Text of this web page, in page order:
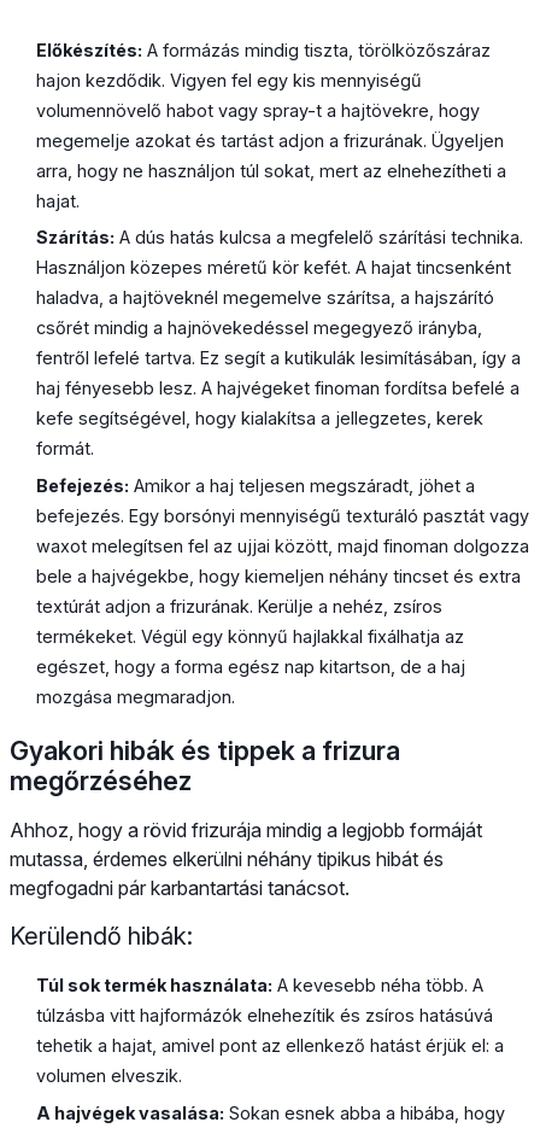
Előkészítés: A formázás mindig tiszta, törölközőszáraz
hajon kezdődik. Vigyen fel egy kis mennyiségű
volumennövelő habot vagy spray-t a hajtövekre, hogy
megemelje azokat és tartást adjon a frizurának. Ügyeljen
arra, hogy ne használjon túl sokat, mert az elnehezítheti a
hajat.
Szárítás: A dús hatás kulcsa a megfelelő szárítási technika.
Használjon közepes méretű kör kefét. A hajat tincsenként
haladva, a hajtöveknél megemelve szárítsa, a hajszárító
csőrét mindig a hajnövekedéssel megegyező irányba,
fentről lefelé tartva. Ez segít a kutikulák lesimításában, így a
haj fényesebb lesz. A hajvégeket finoman fordítsa befelé a
kefe segítségével, hogy kialakítsa a jellegzetes, kerek
formát.
Befejezés: Amikor a haj teljesen megszáradt, jöhet a
befejezés. Egy borsónyi mennyiségű texturáló pasztát vagy
waxot melegítsen fel az ujjai között, majd finoman dolgozza
bele a hajvégekbe, hogy kiemeljen néhány tincset és extra
textúrát adjon a frizurának. Kerülje a nehéz, zsíros
termékeket. Végül egy könnyű hajlakkal fixálhatja az
egészet, hogy a forma egész nap kitartson, de a haj
mozgása megmaradjon.
Gyakori hibák és tippek a frizura
megőrzéséhez
Ahhoz, hogy a rövid frizurája mindig a legjobb formáját
mutassa, érdemes elkerülni néhány tipikus hibát és
megfogadni pár karbantartási tanácsot.
Kerülendő hibák:
Túl sok termék használata: A kevesebb néha több. A
túlzásba vitt hajformázók elnehezítik és zsíros hatásúvá
tehetik a hajat, amivel pont az ellenkező hatást érjük el: a
volumen elveszik.
A hajvégek vasalása: Sokan esnek abba a hibába, hogy